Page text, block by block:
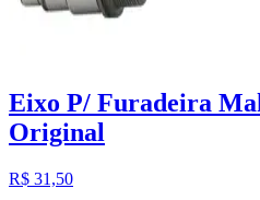
Eixo P/ Furadeira
Original
R$ 31,50